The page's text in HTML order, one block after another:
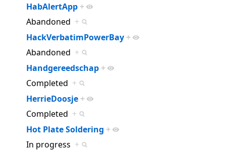
HabAlertApp +
Abandoned +
HackVerbatimPowerBay +
Abandoned +
Handgereedschap +
Completed +
HerrieDoosje +
Completed +
Hot Plate Soldering +
In progress +